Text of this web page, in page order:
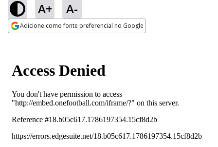
A+ A-
Adicione como fonte preferencial no Google